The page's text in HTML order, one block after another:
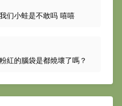
们小蛙是不敢吗 嘻嘻
紅的腦袋是都燒壞了嗎？